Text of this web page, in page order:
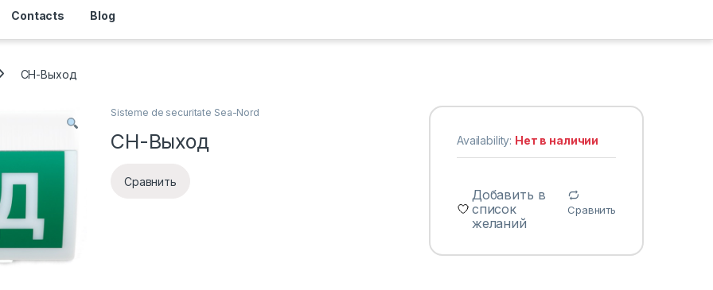
Contacts Blog
СН-Выход
Sisteme de securitate Sea-Nord
СН-Выход
Сравнить
Availability: Нет в наличии
Добавить в
список
желаний
Сравнить